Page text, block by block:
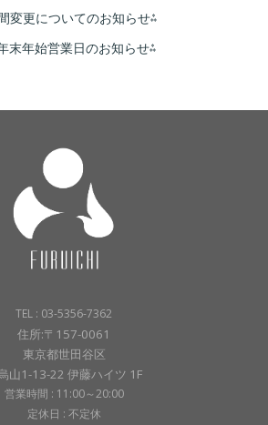
変更についてのお知らせ⁂
末年始営業日のお知らせ⁂
TEL : 03-5356-7362
住所:〒157-0061
東京都世田谷区
山1-13-22 伊藤ハイツ 1F
営業時間 : 11:00～20:00
定休日 : 不定休